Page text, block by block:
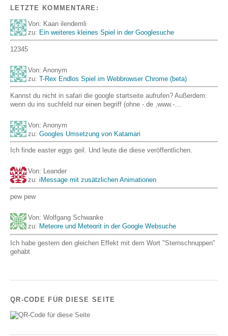
LETZTE KOMMENTARE:
Von: Kaan ilendemli
zu: Ein weiteres kleines Spiel in der Googlesuche
12345
Von: Anonym
zu: T-Rex Endlos Spiel im Webbrowser Chrome (beta)
Kannst du nicht in safari die google startseite aufrufen? Außerdem:
wenn du ins suchfeld nur einen begriff (ohne -.de ,www.-…
Von: Anonym
zu: Googles Umsetzung von Katamari
Ich finde easter eggs geil. Und leute die diese veröffentlichen.
Von: Leander
zu: iMessage mit zusätzlichen Animationen
pew pew
Von: Wolfgang Schwanke
zu: Meteore und Meteorit in der Google Websuche
Ich habe gestern den gleichen Effekt mit dem Wort "Sternschnuppen"
gehabt
QR-CODE FÜR DIESE SEITE